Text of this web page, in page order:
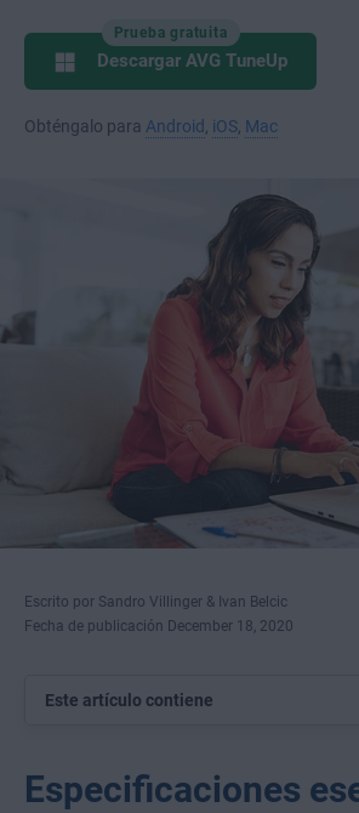
Prueba gratuita
Descargar AVG TuneUp
Obténgalo para Android iOS Mac
Escrito por Sandro Villinger & Ivan Belcic
Fecha de publicación December 18, 2020
Este artículo contiene
Especificaciones